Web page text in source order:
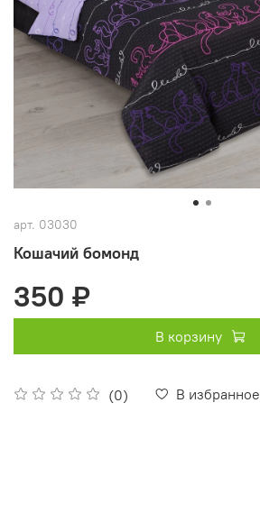
арт. 03030
Кошачий бомонд
(0) В избранное
350 ₽
В корзину